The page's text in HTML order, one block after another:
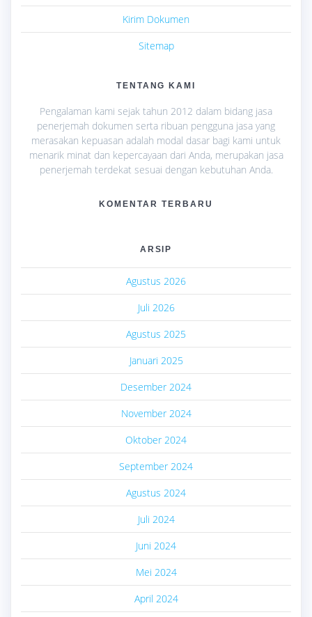
Kirim Dokumen
Sitemap
TENTANG KAMI
Pengalaman kami sejak tahun 2012 dalam bidang jasa
penerjemah dokumen serta ribuan pengguna jasa yang
merasakan kepuasan adalah modal dasar bagi kami untuk
menarik minat dan kepercayaan dari Anda, merupakan jasa
penerjemah terdekat sesuai dengan kebutuhan Anda.
KOMENTAR TERBARU
ARSIP
Agustus 2026
Juli 2026
Agustus 2025
Januari 2025
Desember 2024
November 2024
Oktober 2024
September 2024
Agustus 2024
Juli 2024
Juni 2024
Mei 2024
April 2024